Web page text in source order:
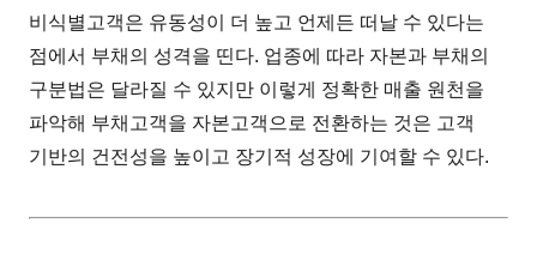
비식별고객은 유동성이 더 높고 언제든 떠날 수 있다는
점에서 부채의 성격을 띤다. 업종에 따라 자본과 부채의
구분법은 달라질 수 있지만 이렇게 정확한 매출 원천을
파악해 부채고객을 자본고객으로 전환하는 것은 고객
기반의 건전성을 높이고 장기적 성장에 기여할 수 있다.